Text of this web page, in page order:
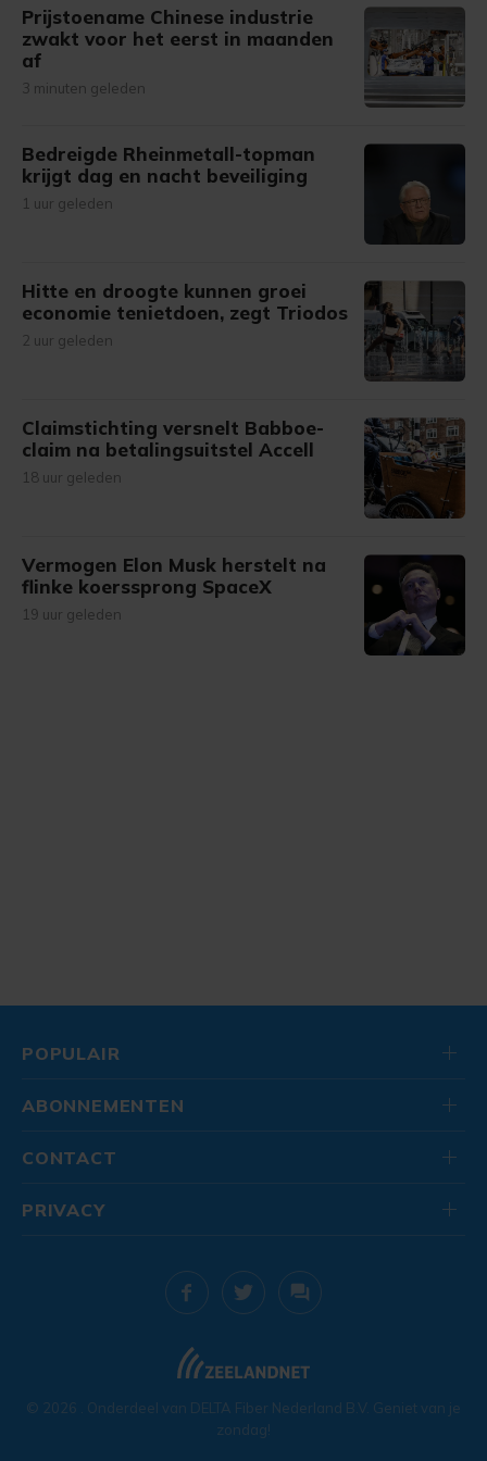
Prijstoename Chinese industrie
zwakt voor het eerst in maanden
af
3 minuten geleden
Bedreigde Rheinmetall-topman
krijgt dag en nacht beveiliging
1 uur geleden
Hitte en droogte kunnen groei
economie tenietdoen, zegt Triodos
2 uur geleden
Claimstichting versnelt Babboe-
claim na betalingsuitstel Accell
18 uur geleden
Vermogen Elon Musk herstelt na
flinke koerssprong SpaceX
19 uur geleden
POPULAIR
ABONNEMENTEN
CONTACT
© 2026 . Onderdeel van DELTA Fiber Nederland B.V. Geniet van je
zondag!
PRIVACY